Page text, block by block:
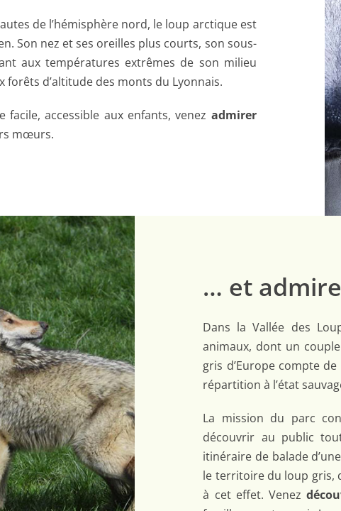
de l’hémisphère nord, le loup arctique est
Son nez et ses oreilles plus courts, son sous-
aux températures extrêmes de son milieu
forêts d’altitude des monts du Lyonnais.
accessible aux enfants, venez admirer
mœurs.
… et
Dans la Vallée des
animaux, dont un
gris d’Europe compte
répartition à l’état
La mission du parc
découvrir au public
itinéraire de balade
le territoire du loup gris,
à cet effet. Venez